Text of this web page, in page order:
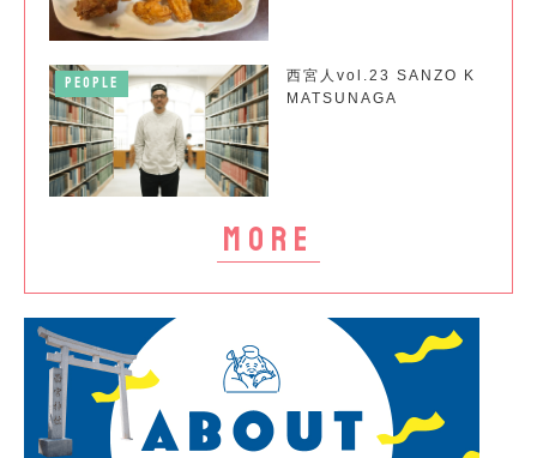
more
PEOPLE
西宮人vol.23 SANZO K
MATSUNAGA